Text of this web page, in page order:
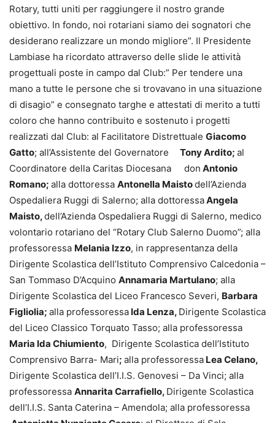
Rotary, tutti uniti per raggiungere il nostro grande
obiettivo. In fondo, noi rotariani siamo dei sognatori che
desiderano realizzare un mondo migliore”. Il Presidente
Lambiase ha ricordato attraverso delle slide le attività
progettuali poste in campo dal Club:” Per tendere una
mano a tutte le persone che si trovavano in una situazione
di disagio” e consegnato targhe e attestati di merito a tutti
coloro che hanno contribuito e sostenuto i progetti
realizzati dal Club: al Facilitatore Distrettuale Giacomo
Gatto; all’Assistente del Governatore Tony Ardito; al
Coordinatore della Caritas Diocesana
don Antonio
Romano; alla dottoressa Antonella Maistodell’Azienda
Ospedaliera Ruggi di Salerno; alla dottoressaAngela
Maisto,dell’Azienda Ospedaliera Ruggi di Salerno, medico
volontario rotariano del “Rotary Club Salerno Duomo”; alla
professoressa Melania Izzo, in rappresentanza della
Dirigente Scolastica dell’Istituto Comprensivo Calcedonia –
San Tommaso D’Acquino Annamaria Martulano; alla
Dirigente Scolastica del Liceo Francesco Severi, Barbara
Figliolia; alla professoressa Ida Lenza, Dirigente Scolastica
del Liceo Classico Torquato Tasso; alla professoressa
Maria Ida Chiumiento, Dirigente Scolastica dell’Istituto
Comprensivo Barra- Mari; alla professoressa Lea Celano,
Dirigente Scolastica dell’I.I.S. Genovesi – Da Vinci; alla
professoressa Annarita Carrafiello, Dirigente Scolastica
dell’I.I.S. Santa Caterina – Amendola; alla professoressa